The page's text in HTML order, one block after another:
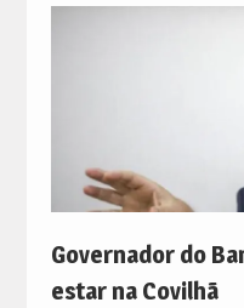
Governador do
estar na Covilhã